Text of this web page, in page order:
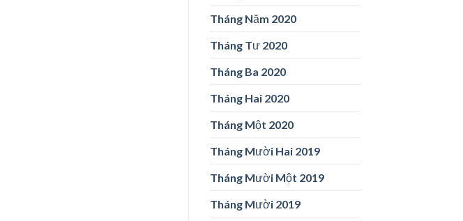
Tháng Năm 2020
Tháng Tư 2020
Tháng Ba 2020
Tháng Hai 2020
Tháng Một 2020
Tháng Mười Hai 2019
Tháng Mười Một 2019
Tháng Mười 2019